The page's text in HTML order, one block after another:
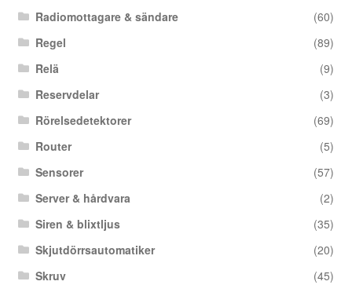
Radiomottagare & sändare
(60)
Regel
(89)
Relä
(9)
Reservdelar
(3)
Rörelsedetektorer
(69)
Router
(5)
Sensorer
(57)
Server & hårdvara
(2)
Siren & blixtljus
(35)
Skjutdörrsautomatiker
(20)
Skruv
(45)